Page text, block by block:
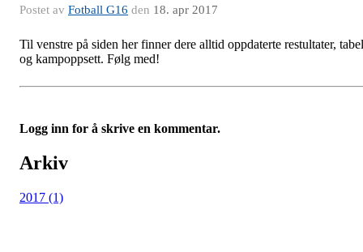
Postet av Fotball G16 den 18. apr 2017
Til venstre på siden her finner dere alltid oppdaterte restultater,
og kampoppsett. Følg med!
Logg inn for å skrive en kommentar.
Arkiv
2017 (1)